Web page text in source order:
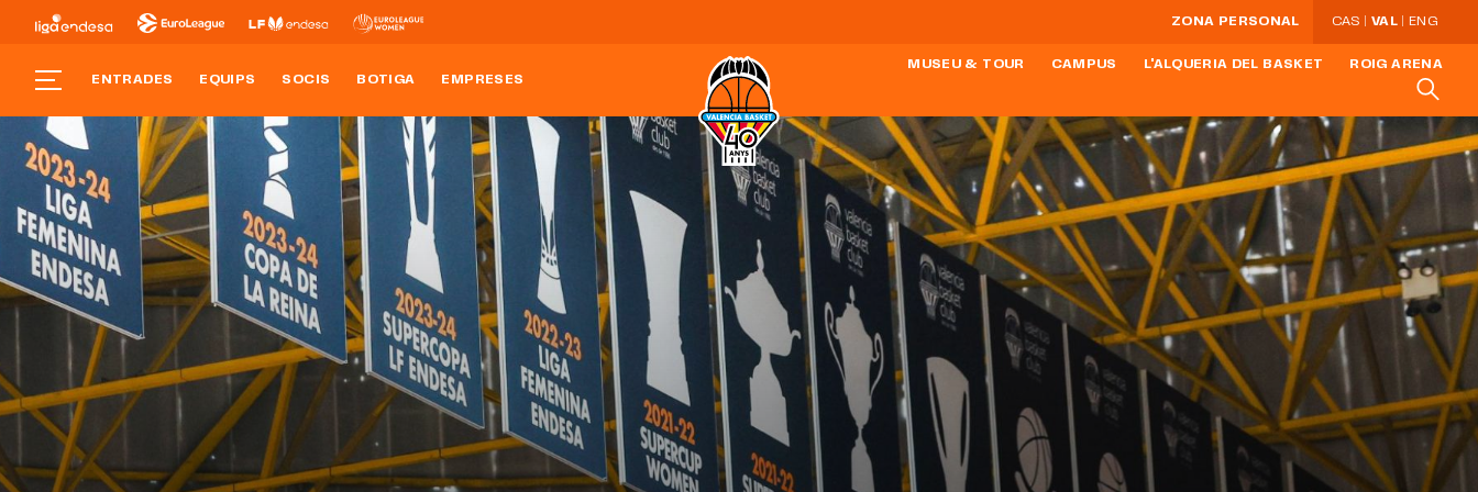
ZONA PERSONAL CAS VAL ENG
ENTRADES EQUIPS SOCIS BOTIGA EMPRESES
MUSEU & TOUR CAMPUS L'ALQUERIA DEL BASKET ROIG ARENA